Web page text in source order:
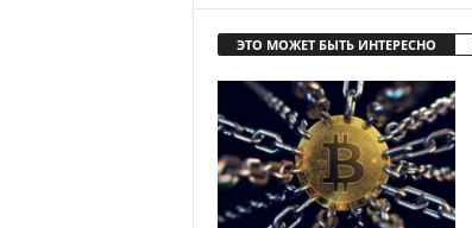
ЭТО МОЖЕТ БЫТЬ ИНТЕРЕСНО